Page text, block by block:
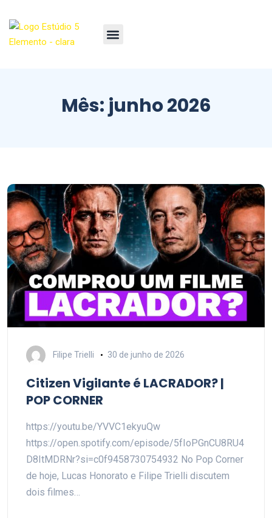
Mês: junho 2026
Filipe Trielli 30 de junho de 2026
Citizen Vigilante é LACRADOR? |
POP CORNER
https://youtu.be/YVVC1ekyuQw
https://open.spotify.com/episode/5fIoPGnCU8RU4
D8ItMDRNr?si=c0f9458730754932 No Pop Corner
de hoje, Lucas Honorato e Filipe Trielli discutem
dois filmes…